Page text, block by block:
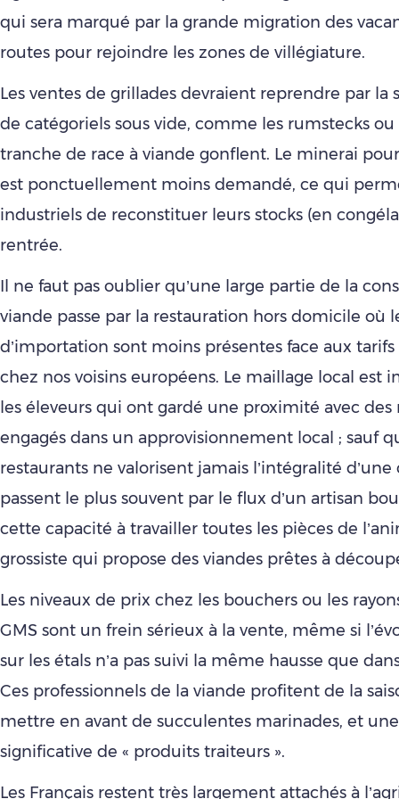
qui sera marqué par la grande migration des
routes pour rejoindre les zones de villégiature.
Les ventes de grillades devraient reprendre par la
de catégoriels sous vide, comme les rumstecks
tranche de race à viande gonflent. Le minerai
est ponctuellement moins demandé, ce qui
industriels de reconstituer leurs stocks (en
rentrée.
Il ne faut pas oublier qu’une large partie de la
viande passe par la restauration hors domicile où
d’importation sont moins présentes face aux tarifs
chez nos voisins européens. Le maillage local est
les éleveurs qui ont gardé une proximité avec des
engagés dans un approvisionnement local ; sauf
restaurants ne valorisent jamais l’intégralité d’une
passent le plus souvent par le flux d’un artisan
cette capacité à travailler toutes les pièces de
grossiste qui propose des viandes prêtes à
Les niveaux de prix chez les bouchers ou les
GMS sont un frein sérieux à la vente, même si
sur les étals n’a pas suivi la même hausse que
Ces professionnels de la viande profitent de la
mettre en avant de succulentes marinades, et
significative de « produits traiteurs ».
Les Français restent très largement attachés à